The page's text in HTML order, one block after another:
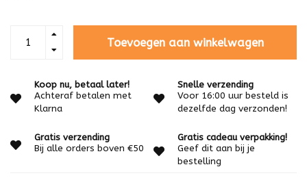
Toevoegen aan winkelwagen
Koop nu, betaal later!
Achteraf betalen met
Klarna
Snelle verzending
Voor 16:00 uur besteld is
dezelfde dag verzonden!
Gratis verzending
Bij alle orders boven €50
Gratis cadeau verpakking!
Geef dit aan bij je
bestelling